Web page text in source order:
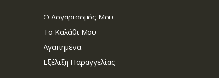
Ο Λογαριασμός Μου
Το Καλάθι Μου
Αγαπημένα
Εξέλιξη Παραγγελίας